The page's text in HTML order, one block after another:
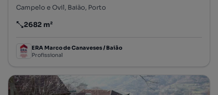
Campelo e Ovil, Baião, Porto
Preço por metro quadrado
2682 m²
ERA Marco de Canaveses / Baião
Profissional